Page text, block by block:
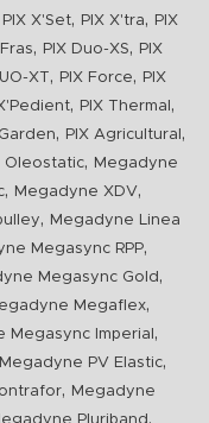
PIX X'Set, PIX X'tra,
PIX
, PIX Duo-XS,
PIX
XT, PIX Force,
PIX
, PIX Thermal ,
, PIX Agricultural ,
Oleostatic,
Megadyne
, Megadyne XDV,
,
Megadyne Linea
Megasync RPP,
Megasync Gold ,
Megaflex,
Megasync Imperial ,
Megadyne PV Elastic,
,
Megadyne
,